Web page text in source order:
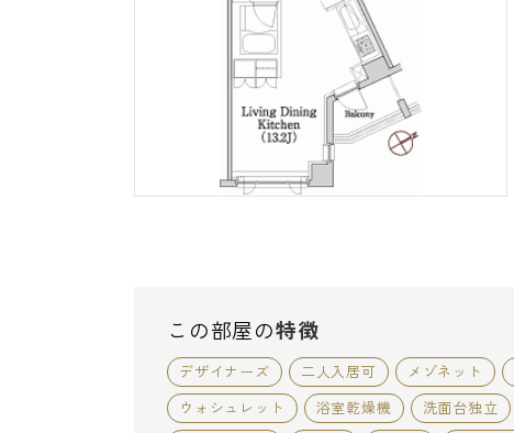
この部屋の特徴
デザイナーズ 二人入居可 メゾネット
ウォシュレット
浴室乾燥機 洗面台独立